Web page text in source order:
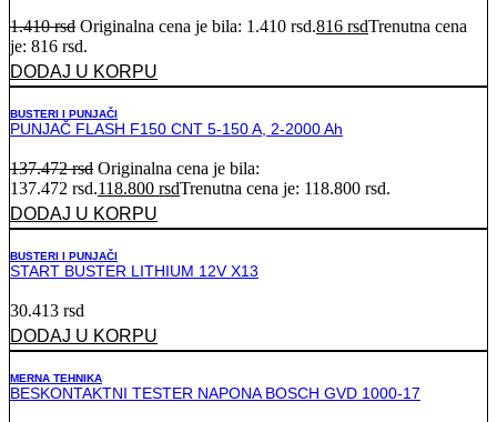
1.410rsd Originalna cena je bila: 1.410 rsd.816 rsdTrenutna cena
je: 816 rsd.
DODAJ U KORPU
BUSTERI I PUNJAČI
PUNJAČ FLASH F150 CNT 5-150 A, 2-2000 Ah
137.472rsd Originalna cena je bila:
137.472 rsd.118.800 rsdTrenutna cena je: 118.800 rsd.
DODAJ U KORPU
BUSTERI I PUNJAČI
START BUSTER LITHIUM 12V X13
30.413 rsd
DODAJ U KORPU
MERNA TEHNIKA
BESKONTAKTNI TESTER NAPONA BOSCH GVD 1000-17